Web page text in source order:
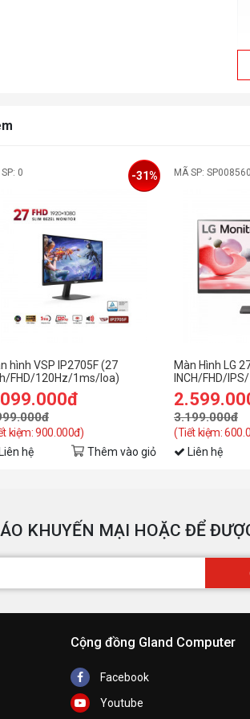
0
hình VSP IP2705F (27
FHD/120Hz/1ms/loa)
kiệm: 900.000đ)
-31%
Liên hệ Thêm vào giỏ
MÃ SP:
Màn Hình LG
INCH/FHD/
3.199.000đ
(Tiết kiệm:
Liên hệ
KHUYẾN MẠI HOẶC ĐỂ
Cộng đồng Gland Computer
Facebook
Youtube